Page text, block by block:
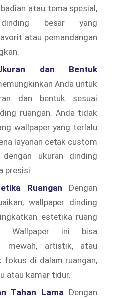
atau tema spesial,
besar yang
atau pemandangan
dan Bentuk
Anda untuk
dan bentuk sesuai
ruangan. Anda tidak
wallpaper yang terlalu
layanan cetak custom
ukuran dinding
presisi.
Ruangan Dengan
wallpaper dinding
estetika ruang
Wallpaper ini bisa
mewah, artistik, atau
fokus di dalam ruangan,
atau kamar tidur.
Tahan Lama Dengan